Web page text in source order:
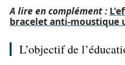
A lire en complément :
bracelet anti-moustique
L’objectif de